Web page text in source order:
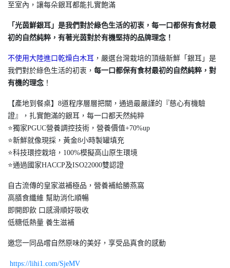
至室內，讓每朵銀耳都能扎實飽滿
「光茵鮮銀耳」是我們對於綠色生活的初衷，每一口都保有食材最
初的自然純粹，有著光茵對於有機堅持的品牌理念！
不使用大陸進口乾燥白木耳 ，嚴選台灣栽培的頂級新鮮「銀耳」是
我們對於綠色生活的初衷， 每一口都保有食材最初的自然純粹，對
有機的理念 ！
【產地到餐桌】8道程序層層把關，通過最嚴謹的『慈心有機驗
證』，扎實飽滿的銀耳，每一口都天然純粹
⭐️獨家PGUC營養調控技術，營養價值+70%up
⭐️新鮮就像現採，黃金8小時製罐填充
⭐️科技環控栽培，100%模擬高山原生環境
⭐️通過國家HACCP及ISO22000雙認證
自古流傳的皇家滋補極品，營養補給勝燕窩
高膳食纖維 幫助消化順暢
即開即飲 口感滑順好吸收
低糖低熱量 養生滋補
邀您一同品嚐自然原味的美好，享受品真食的感動
https://lihi1.com/SjeMV